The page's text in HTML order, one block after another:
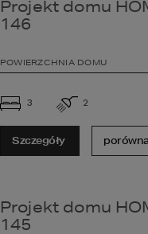
Projekt domu
146
POWIERZCHNIA DOMU
3 2
Szczegóły
Projekt domu
145